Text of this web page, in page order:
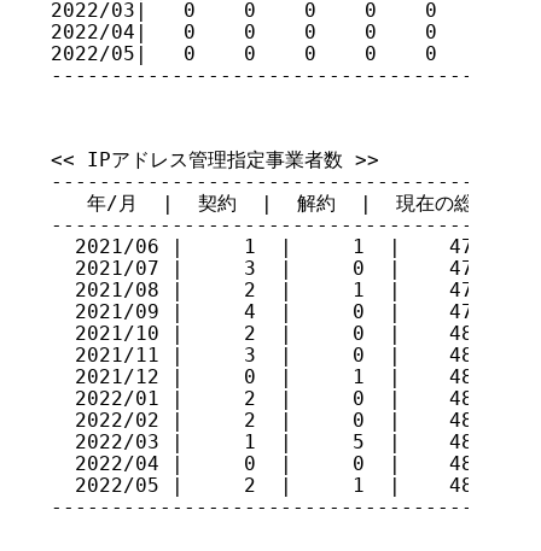
2022/03|   0    0    0    0    0    0
2022/04|   0    0    0    0    0    0
2022/05|   0    0    0    0    0    0
<< IPアドレス管理指定事業者数 >>
   年/月  |  契約  |  解約  |  現在の総数
  2021/06 |     1  |     1  |    471
  2021/07 |     3  |     0  |    474
  2021/08 |     2  |     1  |    475
  2021/09 |     4  |     0  |    479
  2021/10 |     2  |     0  |    481
  2021/11 |     3  |     0  |    484
  2021/12 |     0  |     1  |    483
  2022/01 |     2  |     0  |    485
  2022/02 |     2  |     0  |    487
  2022/03 |     1  |     5  |    483
  2022/04 |     0  |     0  |    483
  2022/05 |     2  |     1  |    484